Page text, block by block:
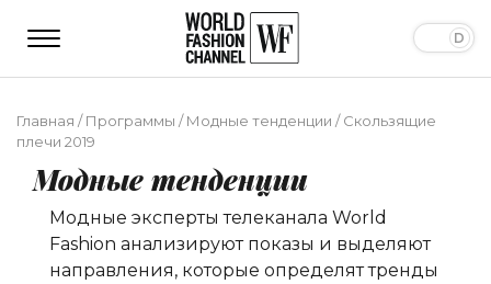
Главная /Программы /Модные тенденции /Скользящие
плечи 2019
Модные тенденции
Модные эксперты телеканала World
Fashion анализируют показы и выделяют
направления, которые определят тренды